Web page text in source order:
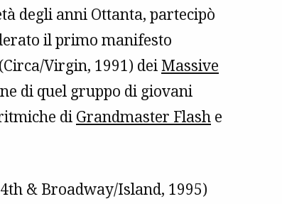
degli anni Ottanta, partecipò
il primo manifesto
Virgin, 1991) deiMassive
di quel gruppo di giovani
di Grandmaster Flash e
& Broadway/Island, 1995)